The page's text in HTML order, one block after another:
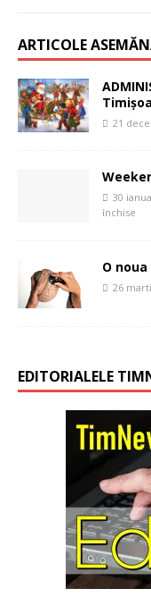
ARTICOLE
21
30
închise
O
26
EDITORIALELE